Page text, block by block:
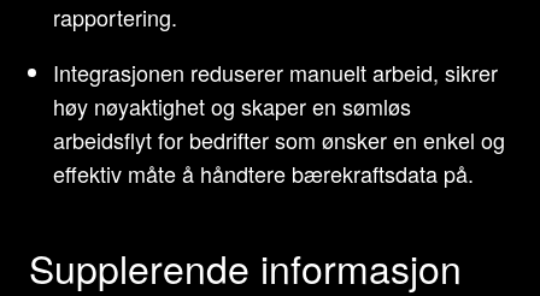
rapportering.
Integrasjonen reduserer manuelt arbeid, sikrer
høy nøyaktighet og skaper en sømløs
arbeidsflyt for bedrifter som ønsker en enkel og
effektiv måte å håndtere bærekraftsdata på.
Supplerende informasjon